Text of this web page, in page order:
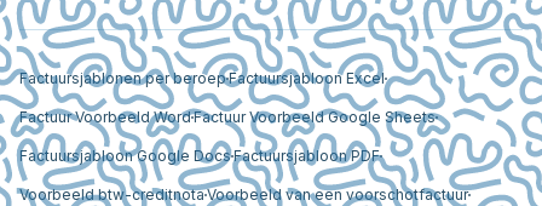
Factuursjablonen per beroepFactuursjabloon Excel
Factuur Voorbeeld WordFactuur Voorbeeld Google Sheets
Factuursjabloon Google DocsFactuursjabloon PDF
Voorbeeld btw-creditnotaVoorbeeld van een voorschotfactuur